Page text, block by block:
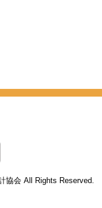
協会 All Rights Reserved.